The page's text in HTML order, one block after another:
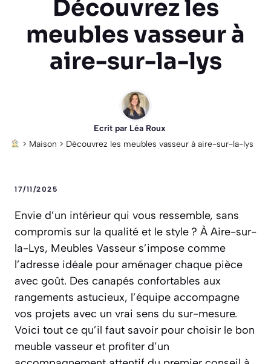
Découvrez les
meubles vasseur à
aire-sur-la-lys
Ecrit par Léa Roux
> Maison > Découvrez les meubles vasseur à aire-sur-la-lys
17/11/2025
Envie d’un intérieur qui vous ressemble, sans
compromis sur la qualité et le style ? À Aire-sur-
la-Lys, Meubles Vasseur s’impose comme
l’adresse idéale pour aménager chaque pièce
avec goût. Des canapés confortables aux
rangements astucieux, l’équipe accompagne
vos projets avec un vrai sens du sur-mesure.
Voici tout ce qu’il faut savoir pour choisir le bon
meuble vasseur et profiter d’un